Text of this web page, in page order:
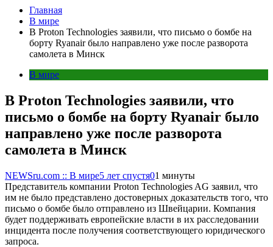
Главная
В мире
В Proton Technologies заявили, что письмо о бомбе на
борту Ryanair было направлено уже после разворота
самолета в Минск
В мире
В Proton Technologies заявили, что
письмо о бомбе на борту Ryanair было
направлено уже после разворота
самолета в Минск
NEWSru.com :: В мире5 лет спустя01 минуты
Представитель компании Proton Technologies AG заявил, что
им не было представлено достоверных доказательств того, что
письмо о бомбе было отправлено из Швейцарии. Компания
будет поддерживать европейские власти в их расследовании
инцидента после получения соответствующего юридического
запроса.